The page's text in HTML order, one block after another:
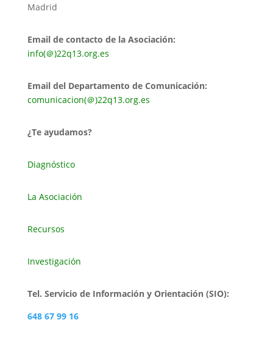
Madrid
Email de contacto de la Asociación:
info(＠)22q13.org.es
Email del Departamento de Comunicación:
comunicacion(＠)22q13.org.es
¿Te ayudamos?
Diagnóstico
La Asociación
Recursos
Investigación
Tel. Servicio de Información y Orientación (SIO):
648 67 99 16